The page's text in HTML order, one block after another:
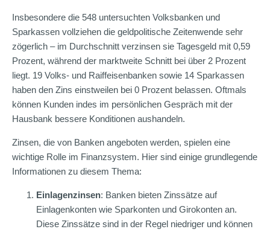
Insbesondere die 548 untersuchten Volksbanken und
Sparkassen vollziehen die geldpolitische Zeitenwende sehr
zögerlich – im Durchschnitt verzinsen sie Tagesgeld mit 0,59
Prozent, während der marktweite Schnitt bei über 2 Prozent
liegt. 19 Volks- und Raiffeisenbanken sowie 14 Sparkassen
haben den Zins einstweilen bei 0 Prozent belassen. Oftmals
können Kunden indes im persönlichen Gespräch mit der
Hausbank bessere Konditionen aushandeln.
Zinsen, die von Banken angeboten werden, spielen eine
wichtige Rolle im Finanzsystem. Hier sind einige grundlegende
Informationen zu diesem Thema:
Einlagenzinsen: Banken bieten Zinssätze auf
Einlagenkonten wie Sparkonten und Girokonten an.
Diese Zinssätze sind in der Regel niedriger und können